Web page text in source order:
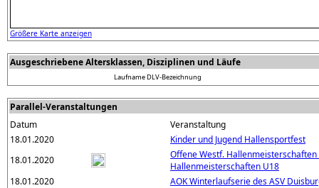
Größere Karte anzeigen
Ausgeschriebene Altersklassen, Disziplinen und Läufe
LaufnameDLV-Bezeichnung
Parallel-Veranstaltungen
Datum
Veranstaltung
18.01.2020
Kinder und Jugend Hallensportfest
18.01.2020
Offene Westf. Hallenmeisterschaften
Hallenmeisterschaften U18
18.01.2020
AOK Winterlaufserie des ASV